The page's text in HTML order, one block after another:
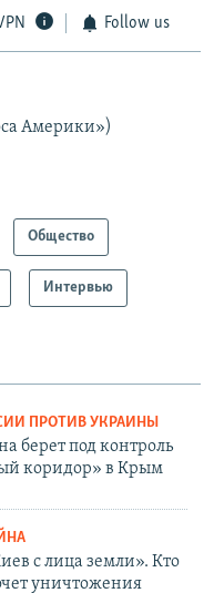
Follow us
Америки»)
Общество
Интервью
ПРОТИВ УКРАИНЫ
берет под контроль
коридор» в Крым
с лица земли». Кто
уничтожения